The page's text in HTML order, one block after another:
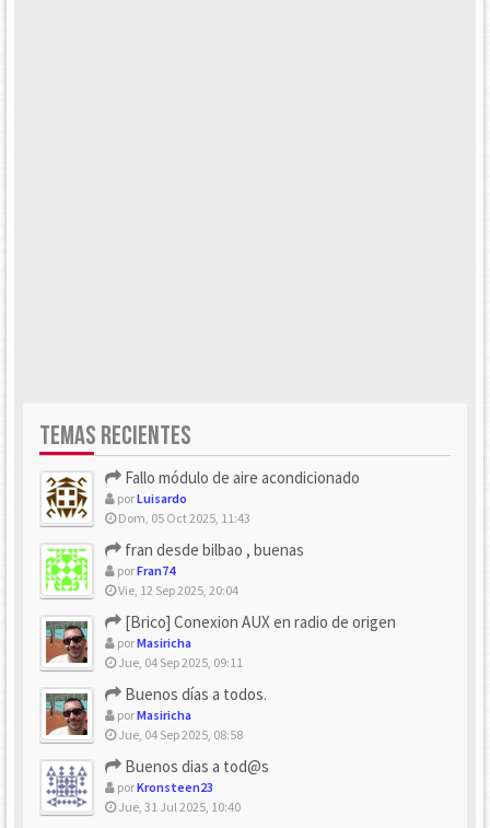
TEMAS RECIENTES
Fallo módulo de aire acondicionado
porLuisardo
Dom, 05 Oct 2025, 11:43
fran desde bilbao , buenas
porFran74
Vie, 12 Sep 2025, 20:04
[Brico] Conexion AUX en radio de origen
porMasiricha
Jue, 04 Sep 2025, 09:11
Buenos días a todos.
porMasiricha
Jue, 04 Sep 2025, 08:58
Buenos dias a tod@s
porKronsteen23
Jue, 31 Jul 2025, 10:40